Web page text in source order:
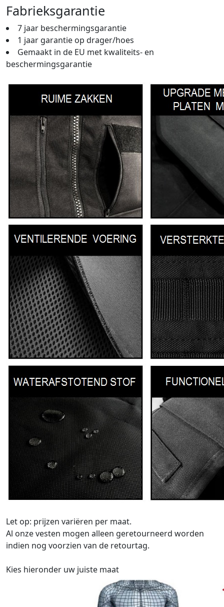
Fabrieksgarantie
7 jaar beschermingsgarantie
1 jaar garantie op drager/hoes
Gemaakt in de EU met kwaliteits- en
beschermingsgarantie
Let op: prijzen variëren per maat.
Al onze vesten mogen alleen geretourneerd worden
indien nog voorzien van de retourtag.
Kies hieronder uw juiste maat